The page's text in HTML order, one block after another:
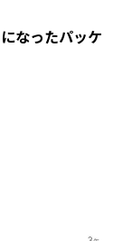
なったパッケ